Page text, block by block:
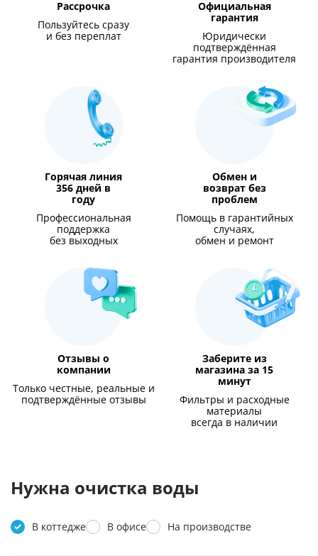
Рассрочка
Пользуйтесь сразу
и без переплат
Официальная
гарантия
Юридически
подтверждённая
гарантия производителя
Горячая линия
356 дней в
году
Профессиональная
поддержка
без выходных
Обмен и
возврат без
проблем
Помощь в гарантийных
случаях,
обмен и ремонт
Отзывы о
компании
Только честные, реальные и
подтверждённые отзывы
Заберите из
магазина за 15
минут
Фильтры и расходные
материалы
всегда в наличии
Нужна очистка воды
В коттедже В офисе На производстве